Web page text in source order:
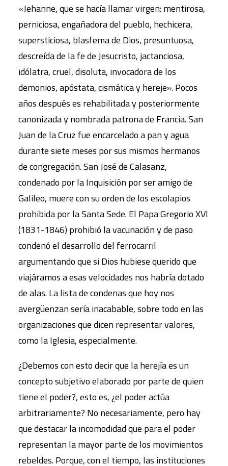
«Jehanne, que se hacía llamar virgen: mentirosa,
perniciosa, engañadora del pueblo, hechicera,
supersticiosa, blasfema de Dios, presuntuosa,
descreída de la fe de Jesucristo, jactanciosa,
idólatra, cruel, disoluta, invocadora de los
demonios, apóstata, cismática y hereje». Pocos
años después es rehabilitada y posteriormente
canonizada y nombrada patrona de Francia. San
Juan de la Cruz fue encarcelado a pan y agua
durante siete meses por sus mismos hermanos
de congregación. San José de Calasanz,
condenado por la Inquisición por ser amigo de
Galileo, muere con su orden de los escolapios
prohibida por la Santa Sede. El Papa Gregorio XVI
(1831-1846) prohibió la vacunación y de paso
condenó el desarrollo del ferrocarril
argumentando que si Dios hubiese querido que
viajáramos a esas velocidades nos habría dotado
de alas. La lista de condenas que hoy nos
avergüenzan sería inacabable, sobre todo en las
organizaciones que dicen representar valores,
como la Iglesia, especialmente.
¿Debemos con esto decir que la herejía es un
concepto subjetivo elaborado por parte de quien
tiene el poder?, esto es, ¿el poder actúa
arbitrariamente? No necesariamente, pero hay
que destacar la incomodidad que para el poder
representan la mayor parte de los movimientos
rebeldes. Porque, con el tiempo, las instituciones